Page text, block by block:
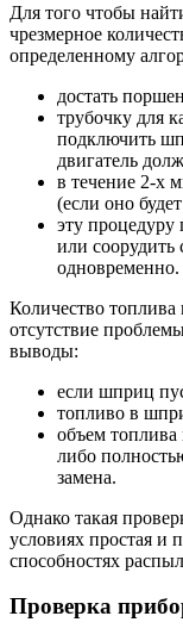
Для того чтобы
чрезмерное
определенному
достать
трубочку для
подключить
двигатель
в течение 2-х
(если оно
эту процедуру
или соорудить
одновременно.
Количество
отсутствие
выводы:
если шприц
топливо в
объем
либо
замена.
Однако такая
условиях простая и
способностях
Проверка